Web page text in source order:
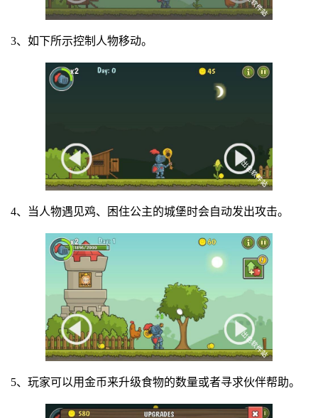
3、如下所示控制人物移动。
4、当人物遇见鸡、困住公主的城堡时会自动发出攻击。
5、玩家可以用金币来升级食物的数量或者寻求伙伴帮助。